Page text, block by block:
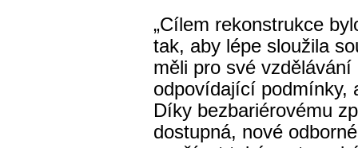
„Cílem rekonstrukce
tak, aby lépe sloužila
měli pro své
odpovídající podmínky,
Díky bezbariérovému
dostupná, nové